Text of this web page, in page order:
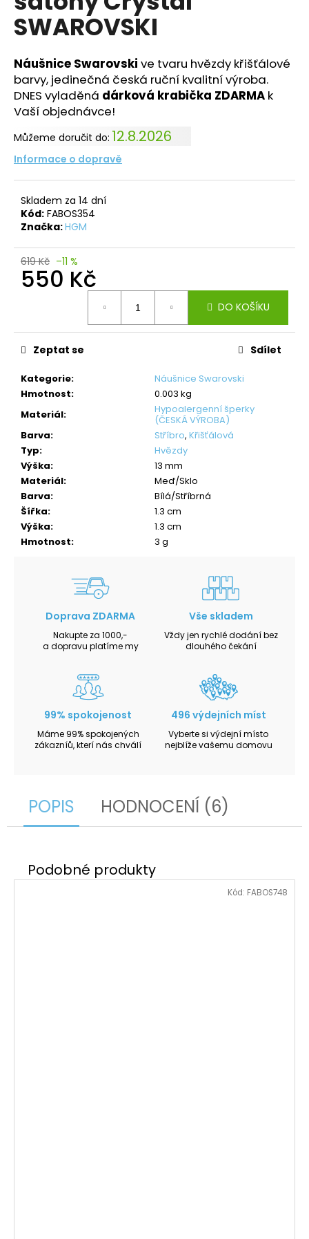
z
5
hvězdiček.
SWAROVSKI
Náušnice Swarovski ve tvaru hvězdy křišťálové
barvy, jedinečná česká ruční kvalitní výroba.
DNES vyladěná dárková krabička ZDARMA k
Vaší objednávce!
Můžeme doručit do: 12.8.2026
Informace o dopravě
Skladem za 14 dní
Kód: FABOS354
Značka:HGM
619 Kč –11 %
550 Kč
DO KOŠÍKU
Kategorie:
Náušnice Swarovski
Hmotnost:
0.003 kg
Materiál:
Hypoalergenní šperky
(ČESKÁ VÝROBA)
Barva: Stříbro, Křišťálová
Typ:
Hvězdy
Výška:
13 mm
Materiál:
Meď/Sklo
Barva:
Bílá/Stříbrná
Šířka:
1.3 cm
Výška:
1.3 cm
Hmotnost: 3 g
Zeptat se Sdílet
Doprava ZDARMA
Nakupte za 1000,-
a dopravu platíme my
Vše skladem
Vždy jen rychlé dodání bez
dlouhého čekání
99% spokojenost
Máme 99% spokojených
zákazníů, kterí nás chválí
496 výdejních míst
Vyberte si výdejní místo
nejblíže vašemu domovu
POPIS HODNOCENÍ (6)
Kód: FABOS748
u
j
m
e
NÁHRDELNÍK
RIVOLI
STŘAPCE
ROSE
SWAROVSKI
710
Kč